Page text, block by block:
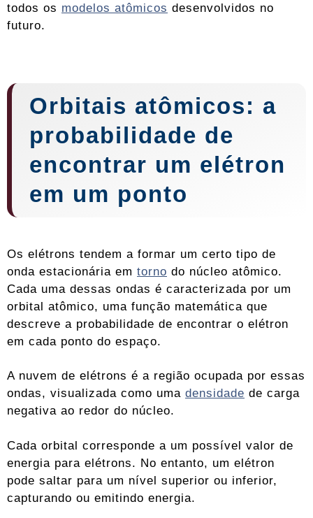
todos os modelos atômicos desenvolvidos no
futuro.
Orbitais atômicos: a
probabilidade de
encontrar um elétron
em um ponto
Os elétrons tendem a formar um certo tipo de
onda estacionária em torno do núcleo atômico.
Cada uma dessas ondas é caracterizada por um
orbital atômico, uma função matemática que
descreve a probabilidade de encontrar o elétron
em cada ponto do espaço.
A nuvem de elétrons é a região ocupada por essas
ondas, visualizada como uma densidade de carga
negativa ao redor do núcleo.
Cada orbital corresponde a um possível valor de
energia para elétrons. No entanto, um elétron
pode saltar para um nível superior ou inferior,
capturando ou emitindo energia.